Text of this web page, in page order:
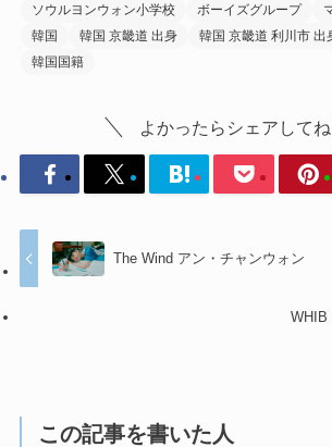
ソウルヨンウォン小学校
ボーイズグループ
韓国
韓国 京畿道 出身 韓国 京畿道 利川市 出
韓国国籍
よかったらシェアしてね
The Wind アン・チャンウォン
WHIB
この記事を書いた人